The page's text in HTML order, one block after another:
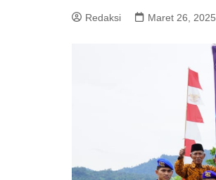
Redaksi Maret 26, 2025